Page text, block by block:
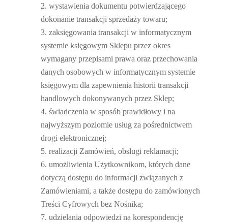
wystawienia dokumentu potwierdzającego
dokonanie transakcji sprzedaży towaru;
zaksięgowania transakcji w informatycznym
systemie księgowym Sklepu przez okres
wymagany przepisami prawa oraz przechowania
danych osobowych w informatycznym systemie
księgowym dla zapewnienia historii transakcji
handlowych dokonywanych przez Sklep;
świadczenia w sposób prawidłowy i na
najwyższym poziomie usług za pośrednictwem
drogi elektronicznej;
realizacji Zamówień, obsługi reklamacji;
umożliwienia Użytkownikom, których dane
dotyczą dostępu do informacji związanych z
Zamówieniami, a także dostępu do zamówionych
Treści Cyfrowych bez Nośnika;
udzielania odpowiedzi na korespondencję